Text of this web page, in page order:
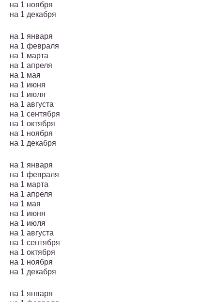
на 1 ноября
на 1 декабря
на 1 января
на 1 февраля
на 1 марта
на 1 апреля
на 1 мая
на 1 июня
на 1 июля
на 1 августа
на 1 сентября
на 1 октября
на 1 ноября
на 1 декабря
на 1 января
на 1 февраля
на 1 марта
на 1 апреля
на 1 мая
на 1 июня
на 1 июля
на 1 августа
на 1 сентября
на 1 октября
на 1 ноября
на 1 декабря
на 1 января